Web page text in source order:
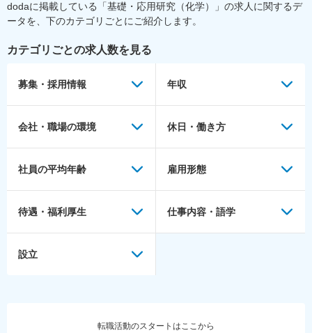
dodaに掲載している「基礎・応用研究（化学）
」の求人に関するデ
ータを、下のカテゴリごとにご紹介します。
カテゴリごとの求人数を見る
募集・採用情報 年収
会社・職場の環境 休日・働き方
社員の平均年齢 雇用形態
待遇・福利厚生 仕事内容・語学
設立
転職活動のスタートはここから